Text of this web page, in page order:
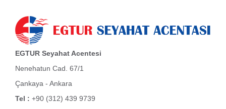
EGTUR Seyahat Acentesi
Nenehatun Cad. 67/1
Çankaya - Ankara
Tel : +90 (312) 439 9739